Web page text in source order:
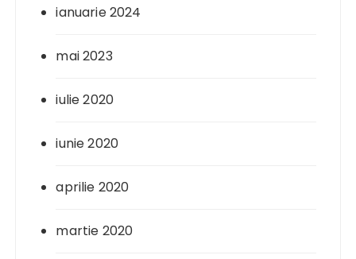
ianuarie 2024
mai 2023
iulie 2020
iunie 2020
aprilie 2020
martie 2020